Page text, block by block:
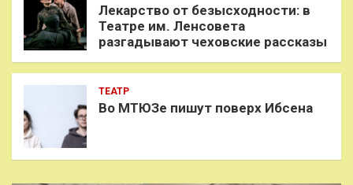
Лекарство от безысходности: в
Театре им. Ленсовета
разгадывают чеховские рассказы
ТЕАТР
Во МТЮЗе пишут поверх Ибсена